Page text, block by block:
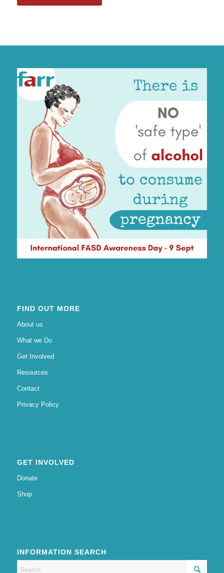
FIND OUT MORE
About us
What we Do
Get Involved
Resources
Contact
Privacy Policy
GET INVOLVED
Donate
Shop
INFORMATION SEARCH